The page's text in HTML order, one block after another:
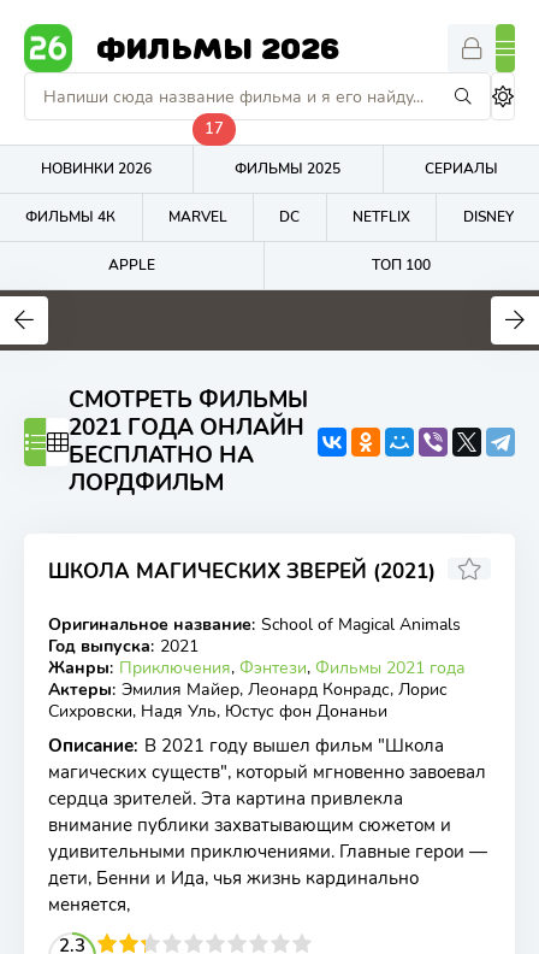
ФИЛЬМЫ 2026
НОВИНКИ 2026
17
ФИЛЬМЫ 2025 СЕРИАЛЫ
ФИЛЬМЫ 4К MARVEL DC NETFLIX DISNEY
APPLE ТОП 100
7
СМОТРЕТЬ ФИЛЬМЫ
2021 ГОДА ОНЛАЙН
БЕСПЛАТНО НА
ЛОРДФИЛЬМ
ШКОЛА МАГИЧЕСКИХ ЗВЕРЕЙ (2021)
BDRip
7.88 5.4
Оригинальное название: School of Magical Animals
Год выпуска: 2021
Жанры: Приключения, Фэнтези, Фильмы 2021 года
Актеры: Эмилия Майер, Леонард Конрадс, Лорис
Сихровски, Надя Уль, Юстус фон Донаньи
Описание: В 2021 году вышел фильм "Школа
магических существ", который мгновенно завоевал
сердца зрителей. Эта картина привлекла
внимание публики захватывающим сюжетом и
удивительными приключениями. Главные герои —
дети, Бенни и Ида, чья жизнь кардинально
меняется,
2.3
4 5 6 7 8 9 10